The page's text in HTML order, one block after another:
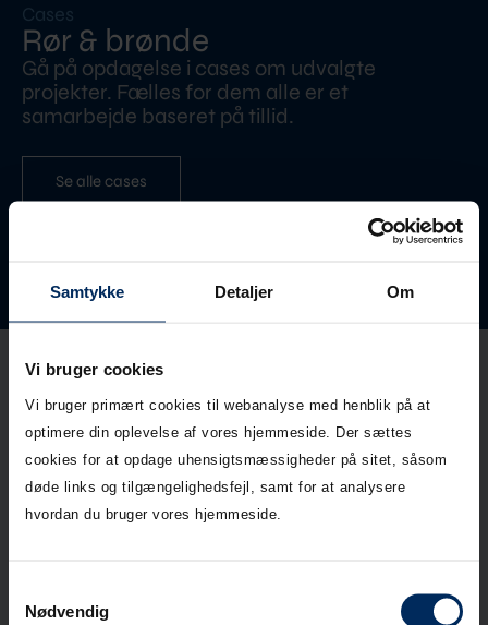
Samtykke Detaljer Om
Vi bruger cookies
Vi bruger primært cookies til webanalyse med henblik på at
optimere din oplevelse af vores hjemmeside. Der sættes
cookies for at opdage uhensigtsmæssigheder på sitet, såsom
døde links og tilgængelighedsfejl, samt for at analysere
hvordan du bruger vores hjemmeside.
Nødvendig
Cases
Rør & brønde
Gå på opdagelse i cases om udvalgte
projekter. Fælles for dem alle er et
samarbejde baseret på tillid.
Se alle cases
Vejledninger
Find for drift- og
vedligehold af
betonbrønde, betonrør,